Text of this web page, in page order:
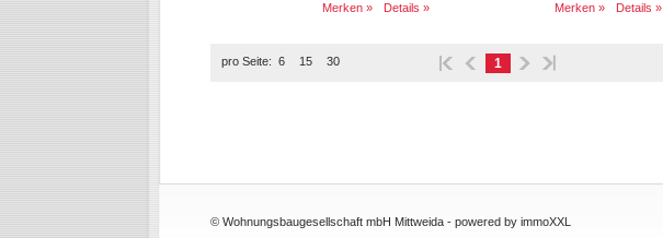
Merken » Details » Merken » Details »
pro Seite: 6 15 30 1
© Wohnungsbaugesellschaft mbH Mittweida - powered by immoXXL